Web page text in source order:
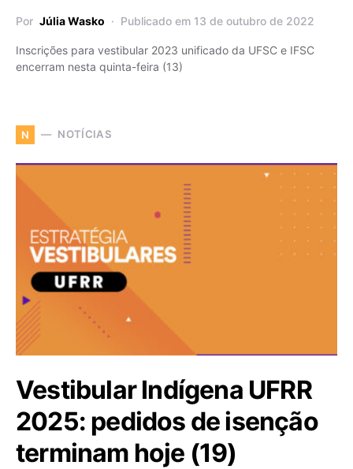
Por Júlia Wasko Publicado em 13 de outubro de 2022
Inscrições para vestibular 2023 unificado da UFSC e IFSC
encerram nesta quinta-feira (13)
N NOTÍCIAS
Vestibular Indígena UFRR
2025: pedidos de isenção
terminam hoje (19)